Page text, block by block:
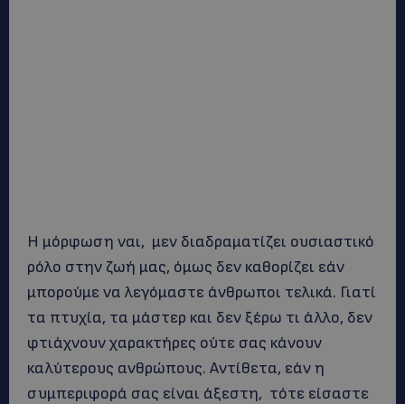
Η μόρφωση ναι, μεν διαδραματίζει ουσιαστικό
ρόλο στην ζωή μας, όμως δεν καθορίζει εάν
μπορούμε να λεγόμαστε άνθρωποι τελικά. Γιατί
τα πτυχία, τα μάστερ και δεν ξέρω τι άλλο, δεν
φτιάχνουν χαρακτήρες ούτε σας κάνουν
καλύτερους ανθρώπους. Αντίθετα, εάν η
συμπεριφορά σας είναι άξεστη, τότε είσαστε